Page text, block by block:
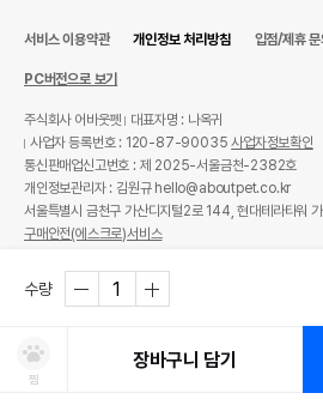
조지방 0.4%
조섬유질
조회분
칼슘 0%
인 0.05%
오메가6
수량
찜
장바구니 담기
서비스 이용약관 개인정보 처리방침 입점/제휴 문
PC버전으로 보기
주식회사 어바웃펫
대표자명 : 나옥귀
사업자 등록번호 : 120-87-90035사업자정보확인
통신판매업신고번호 : 제 2025-서울금천-2382호
개인정보관리자 : 김원규 hello@aboutpet.co.kr
서울특별시 금천구 가산디지털2로 144, 현대테라타
구매안전(에스크로)서비스